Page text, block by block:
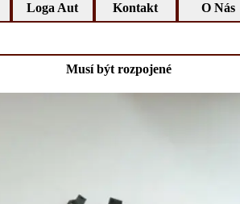
Loga Aut Kontakt O Nás
Musí být rozpojené